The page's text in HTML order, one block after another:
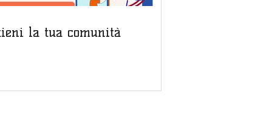
la tua comunità